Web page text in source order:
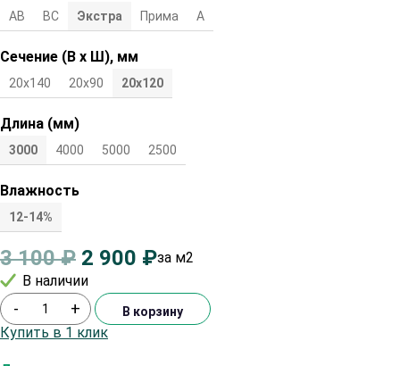
АВ ВС Экстра Прима А
Сечение (В х Ш), мм
20х140 20х90 20х120
Длина (мм)
3000 4000 5000 2500
Влажность
12-14%
3 100₽ 2 900 ₽за м2
В наличии
- + В корзину
Купить в 1 клик